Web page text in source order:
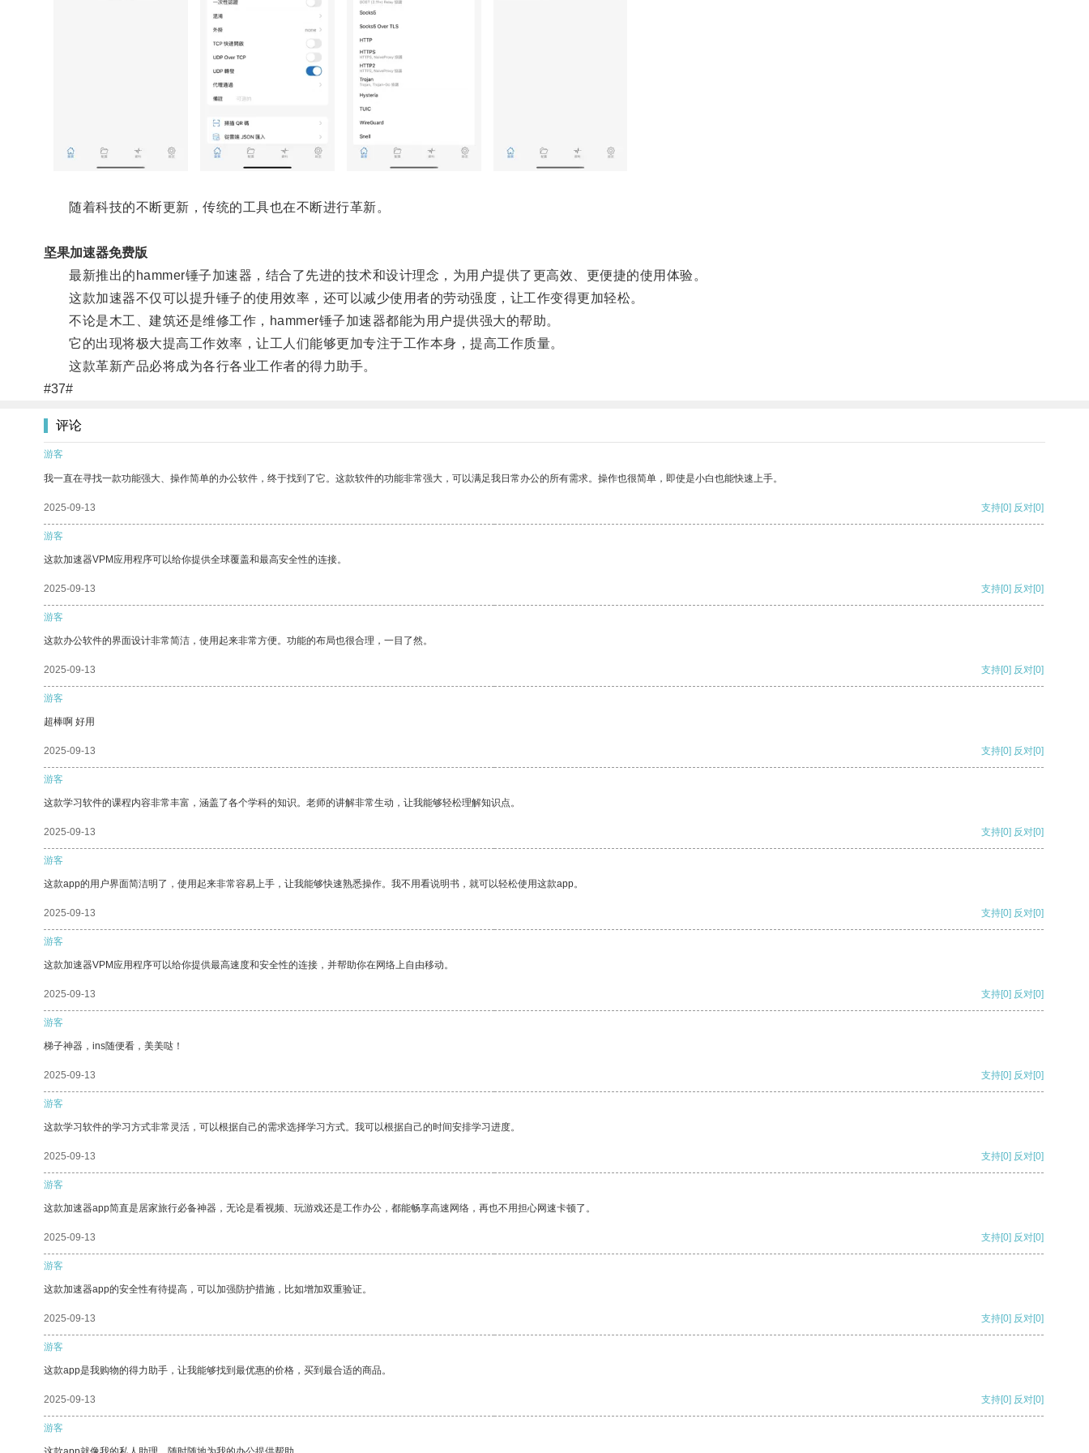
随着科技的不断更新，传统的工具也在不断进行革新。
坚果加速器免费版
最新推出的hammer锤子加速器，结合了先进的技术和设计理念，为用户提供了更高效、更便捷的使用体验。
这款加速器不仅可以提升锤子的使用效率，还可以减少使用者的劳动强度，让工作变得更加轻松。
不论是木工、建筑还是维修工作，hammer锤子加速器都能为用户提供强大的帮助。
它的出现将极大提高工作效率，让工人们能够更加专注于工作本身，提高工作质量。
这款革新产品必将成为各行各业工作者的得力助手。
#37#
评论
游客
我一直在寻找一款功能强大、操作简单的办公软件，终于找到了它。这款软件的功能非常强大，可以满足我日常办公的所有需求。操作也很简单，即使是小白也能快速上手。
2025-09-13 支持[0] 反对[0]
游客
这款加速器VPM应用程序可以给你提供全球覆盖和最高安全性的连接。
2025-09-13 支持[0] 反对[0]
游客
这款办公软件的界面设计非常简洁，使用起来非常方便。功能的布局也很合理，一目了然。
2025-09-13 支持[0] 反对[0]
游客
超棒啊 好用
2025-09-13 支持[0] 反对[0]
游客
这款学习软件的课程内容非常丰富，涵盖了各个学科的知识。老师的讲解非常生动，让我能够轻松理解知识点。
2025-09-13 支持[0] 反对[0]
游客
这款app的用户界面简洁明了，使用起来非常容易上手，让我能够快速熟悉操作。我不用看说明书，就可以轻松使用这款app。
2025-09-13 支持[0] 反对[0]
游客
这款加速器VPM应用程序可以给你提供最高速度和安全性的连接，并帮助你在网络上自由移动。
2025-09-13 支持[0] 反对[0]
游客
梯子神器，ins随便看，美美哒！
2025-09-13 支持[0] 反对[0]
游客
这款学习软件的学习方式非常灵活，可以根据自己的需求选择学习方式。我可以根据自己的时间安排学习进度。
2025-09-13 支持[0] 反对[0]
游客
这款加速器app简直是居家旅行必备神器，无论是看视频、玩游戏还是工作办公，都能畅享高速网络，再也不用担心网速卡顿了。
2025-09-13 支持[0] 反对[0]
游客
这款加速器app的安全性有待提高，可以加强防护措施，比如增加双重验证。
2025-09-13 支持[0] 反对[0]
游客
这款app是我购物的得力助手，让我能够找到最优惠的价格，买到最合适的商品。
2025-09-13 支持[0] 反对[0]
游客